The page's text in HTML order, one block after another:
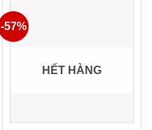
-57%
HẾT HÀNG